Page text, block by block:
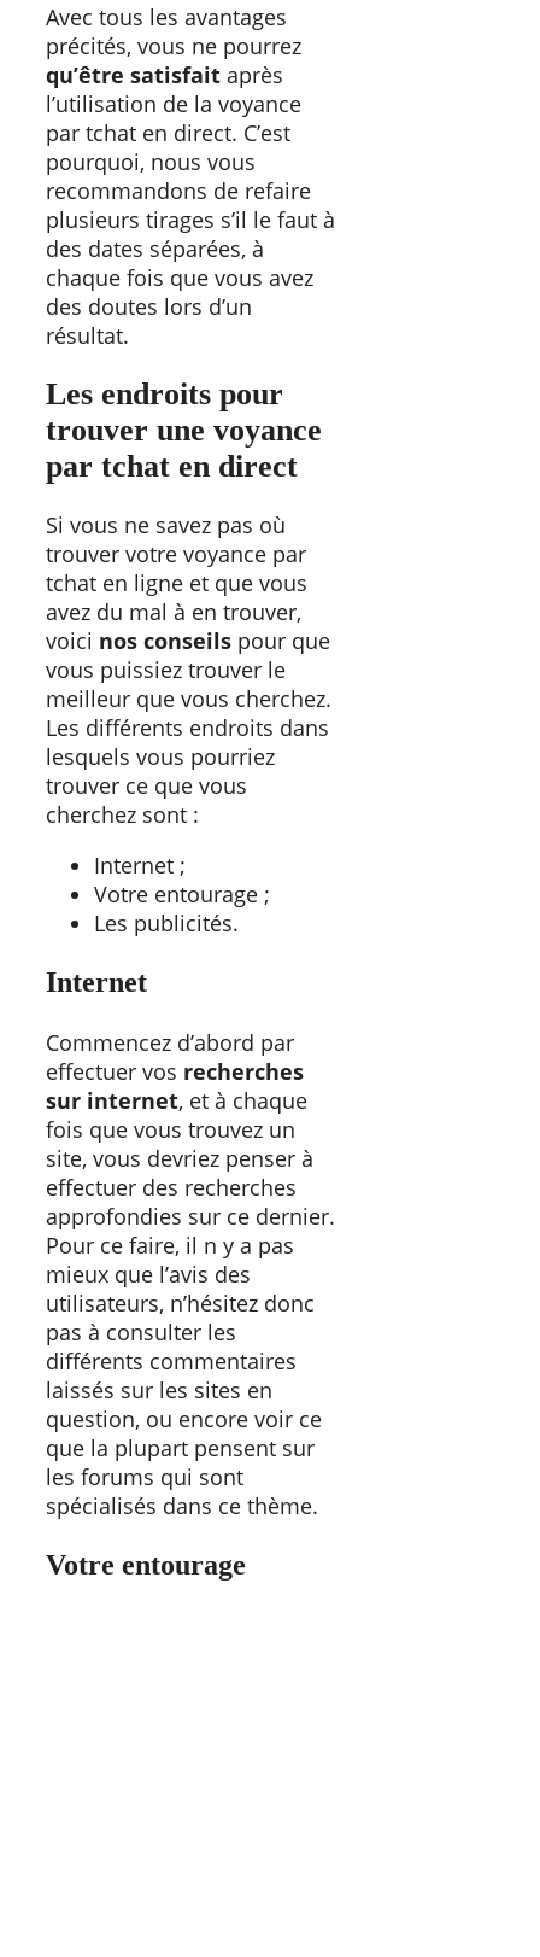
Avec tous les avantages
précités, vous ne pourrez
qu’être satisfait après
l’utilisation de la voyance
par tchat en direct. C’est
pourquoi, nous vous
recommandons de refaire
plusieurs tirages s’il le faut à
des dates séparées, à
chaque fois que vous avez
des doutes lors d’un
résultat.
Les endroits pour
trouver une voyance
par tchat en direct
Si vous ne savez pas où
trouver votre voyance par
tchat en ligne et que vous
avez du mal à en trouver,
voici nos conseils pour que
vous puissiez trouver le
meilleur que vous cherchez.
Les différents endroits dans
lesquels vous pourriez
trouver ce que vous
cherchez sont :
Internet ;
Votre entourage ;
Les publicités.
Internet
Commencez d’abord par
effectuer vos recherches
sur internet, et à chaque
fois que vous trouvez un
site, vous devriez penser à
effectuer des recherches
approfondies sur ce dernier.
Pour ce faire, il n y a pas
mieux que l’avis des
utilisateurs, n’hésitez donc
pas à consulter les
différents commentaires
laissés sur les sites en
question, ou encore voir ce
que la plupart pensent sur
les forums qui sont
spécialisés dans ce thème.
Votre entourage